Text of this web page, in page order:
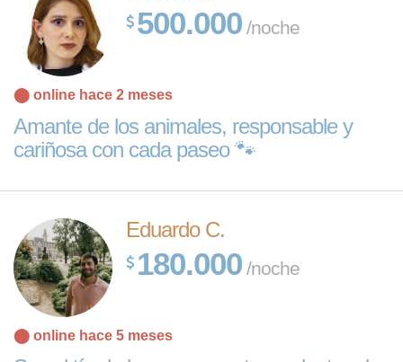
500.000 /noche
⬤ online hace 2 meses
Amante de los animales, responsable y
cariñosa con cada paseo 🐾
Eduardo C.
180.000 /noche
⬤ online hace 5 meses